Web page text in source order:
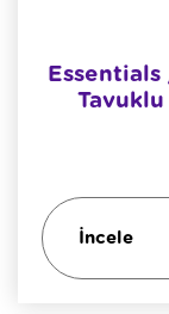
Essentials
İncele